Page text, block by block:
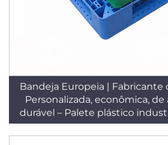
Bandeja Europeia | Fabricante
Personalizada, econômica,
durável – Palete plástico
armazéns, para uso no piso
T32